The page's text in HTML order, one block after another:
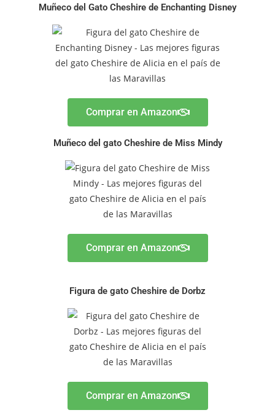
Muñeco del Gato Cheshire de Enchanting Disney
Comprar en Amazon
Muñeco del gato Cheshire de Miss Mindy
Comprar en Amazon
Figura de gato Cheshire de Dorbz
Comprar en Amazon